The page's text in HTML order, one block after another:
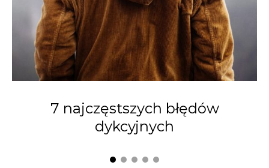
7 najczęstszych błędów
dykcyjnych